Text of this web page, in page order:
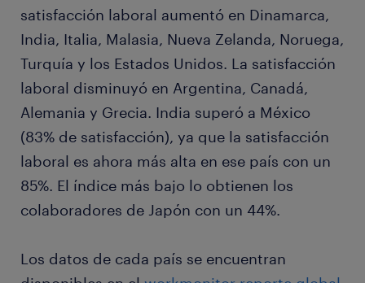
satisfacción laboral aumentó en Dinamarca,
India, Italia, Malasia, Nueva Zelanda, Noruega,
Turquía y los Estados Unidos. La satisfacción
laboral disminuyó en Argentina, Canadá,
Alemania y Grecia. India superó a México
(83% de satisfacción), ya que la satisfacción
laboral es ahora más alta en ese país con un
85%. El índice más bajo lo obtienen los
colaboradores de Japón con un 44%.
Los datos de cada país se encuentran